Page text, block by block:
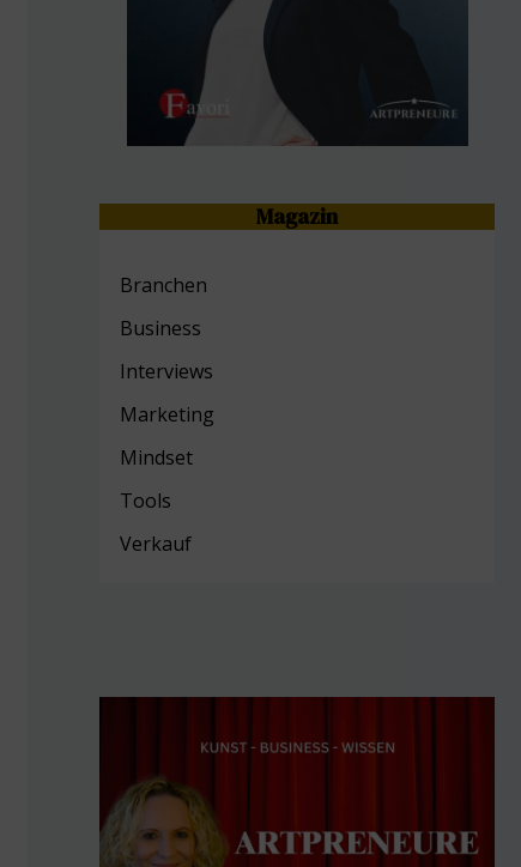
Magazin
Branchen
Business
Interviews
Marketing
Mindset
Tools
Verkauf